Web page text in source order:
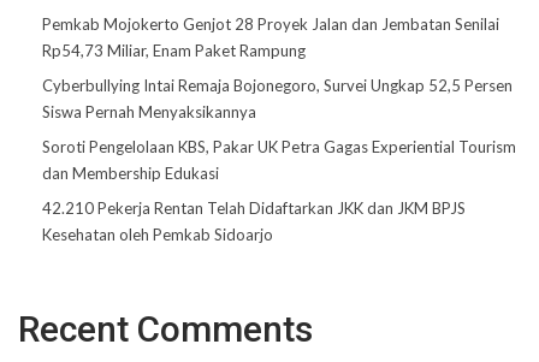
Pemkab Mojokerto Genjot 28 Proyek Jalan dan Jembatan Senilai
Rp54,73 Miliar, Enam Paket Rampung
Cyberbullying Intai Remaja Bojonegoro, Survei Ungkap 52,5 Persen
Siswa Pernah Menyaksikannya
Soroti Pengelolaan KBS, Pakar UK Petra Gagas Experiential Tourism
dan Membership Edukasi
42.210 Pekerja Rentan Telah Didaftarkan JKK dan JKM BPJS
Kesehatan oleh Pemkab Sidoarjo
Recent Comments